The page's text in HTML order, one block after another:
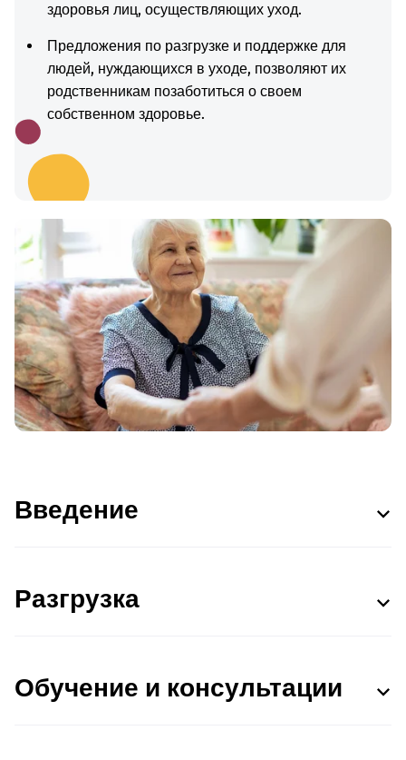
здоровья лиц, осуществляющих уход.
Предложения по разгрузке и поддержке для
людей, нуждающихся в уходе, позволяют их
родственникам позаботиться о своем
собственном здоровье.
Введение
Разгрузка
Обучение и консультации